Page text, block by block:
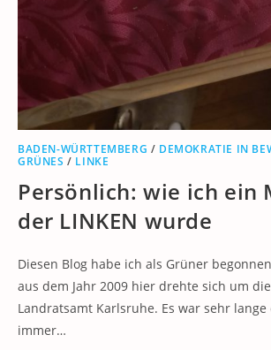
BADEN-WÜRTTEMBERG / DEMOKRATIE IN
GRÜNES / LINKE
Persönlich: wie ich ein
der LINKEN wurde
Diesen Blog habe ich als Grüner
aus dem Jahr 2009 hier drehte sich um
Landratsamt Karlsruhe. Es war sehr
immer…